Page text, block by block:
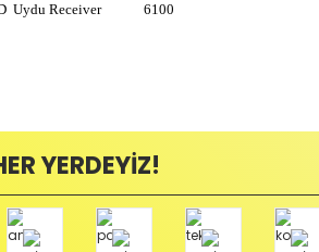
Uydu Receiver 6100
Yorum Yaz
YERDEYİZ!